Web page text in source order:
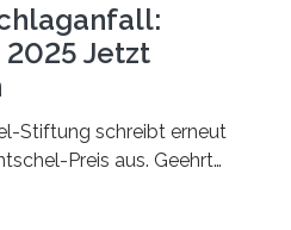
Jetzt
Stiftung schreibt erneut
Preis aus. Geehrt
Publikation zum Thema